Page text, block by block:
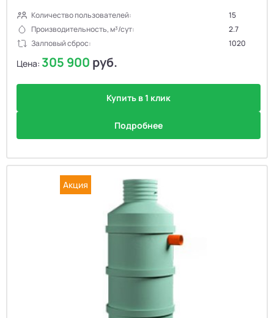
Количество пользователей:
15
Производительность, м³/сут:
2.7
Залповый сброс:
1020
Цена: 305 900 руб.
Купить в 1 клик
Подробнее
Акция